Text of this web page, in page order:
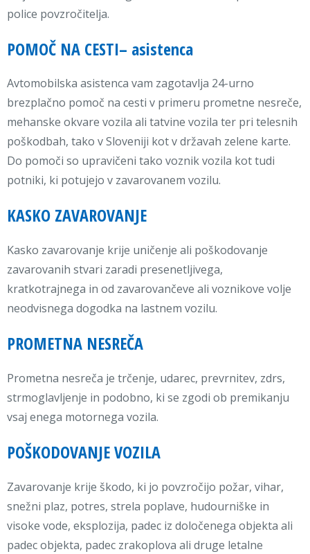
police povzročitelja.
POMOČ NA CESTI– asistenca
Avtomobilska asistenca vam zagotavlja 24-urno
brezplačno pomoč na cesti v primeru prometne nesreče,
mehanske okvare vozila ali tatvine vozila ter pri telesnih
poškodbah, tako v Sloveniji kot v državah zelene karte.
Do pomoči so upravičeni tako voznik vozila kot tudi
potniki, ki potujejo v zavarovanem vozilu.
KASKO ZAVAROVANJE
Kasko zavarovanje krije uničenje ali poškodovanje
zavarovanih stvari zaradi presenetljivega,
kratkotrajnega in od zavarovančeve ali voznikove volje
neodvisnega dogodka na lastnem vozilu.
PROMETNA NESREČA
Prometna nesreča je trčenje, udarec, prevrnitev, zdrs,
strmoglavljenje in podobno, ki se zgodi ob premikanju
vsaj enega motornega vozila.
POŠKODOVANJE VOZILA
Zavarovanje krije škodo, ki jo povzročijo požar, vihar,
snežni plaz, potres, strela poplave, hudourniške in
visoke vode, eksplozija, padec iz določenega objekta ali
padec objekta, padec zrakoplova ali druge letalne